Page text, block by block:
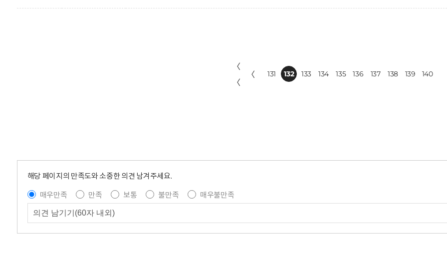
〈
〈
〈 131 132 133 134 135 136 137 138 139 140
해당 페이지의 만족도와 소중한 의견 남겨주세요.
매우만족
만족 보통 불만족 매우불만족